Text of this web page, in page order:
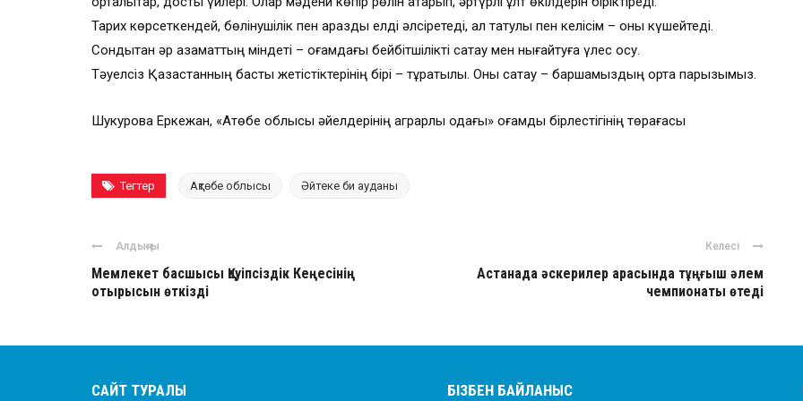
Тарих көрсеткендей, бөлінушілік пен араздық елді әлсіретеді, ал татулық пен келісім – оны күшейтеді.
Сондықтан әр азаматтың міндеті – қоғамдағы бейбітшілікті сақтау мен нығайтуға үлес қосу.
Тәуелсіз Қазақстанның басты жетістіктерінің бірі – тұрақтылық. Оны сақтау – баршамыздың ортақ парызымыз.
Шукурова Еркежан, «Ақтөбе облысы әйелдерінің аграрлық одағы» қоғамдық бірлестігінің төрағасы
Тегтер Ақтөбе облысы Әйтеке би ауданы
Алдыңғы
Мемлекет басшысы Қауіпсіздік Кеңесінің
отырысын өткізді
Келесі
Астанада әскерилер арасында тұңғыш әлем
чемпионаты өтеді
САЙТ ТУРАЛЫ БІЗБЕН БАЙЛАНЫС